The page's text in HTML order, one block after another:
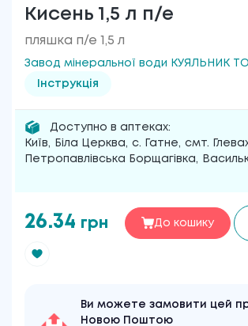
Кисень 1,5 л п/е
пляшка п/е 1,5 л
Завод мінеральної води КУЯЛЬНИК
Інструкція
Доступно в аптеках:
Київ, Біла Церква, с. Гатне, смт.
Петропавлівська Борщагівка,
26.34 грн До кошику
Ви можете замовити цей
Новою Поштою